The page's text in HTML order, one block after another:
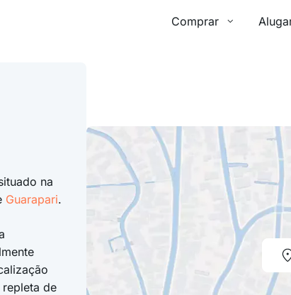
Comprar
na
Guarapari.
repleta de